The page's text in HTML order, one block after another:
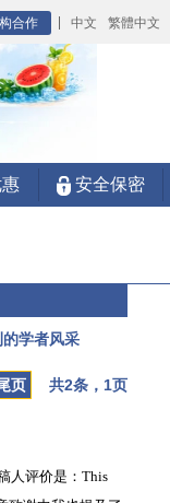
合作 中文 繁體中文
安全保密
学者风采
页 共2条，1页
人评价是：This